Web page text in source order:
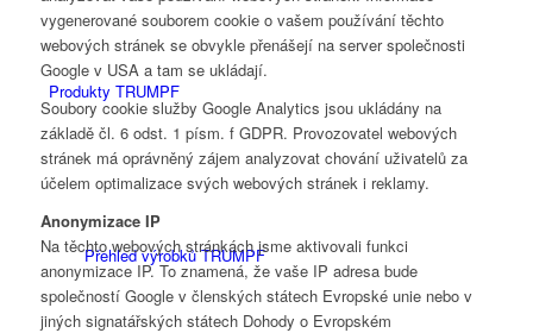
Produkty TRUMPF
Přehled výrobků TRUMPF
vygenerované souborem cookie o vašem používání těchto
webových stránek se obvykle přenášejí na server společnosti
Google v USA a tam se ukládají.
Soubory cookie služby Google Analytics jsou ukládány na
základě čl. 6 odst. 1 písm. f GDPR. Provozovatel webových
stránek má oprávněný zájem analyzovat chování uživatelů za
účelem optimalizace svých webových stránek i reklamy.
Anonymizace IP
Na těchto webových stránkách jsme aktivovali funkci
anonymizace IP. To znamená, že vaše IP adresa bude
společností Google v členských státech Evropské unie nebo v
jiných signatářských státech Dohody o Evropském